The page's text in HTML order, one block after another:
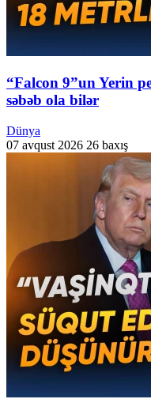
“Falcon 9”un Yerin
səbəb ola bilər
Dünya
07 avqust 2026 26 baxış